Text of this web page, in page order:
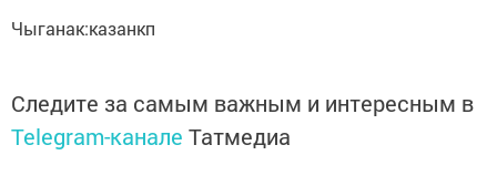
Чыганак:казанкп
Следите за самым важным и интересным в
Telegram-канале Татмедиа